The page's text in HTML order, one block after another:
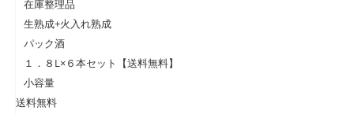
在庫整理品
生熟成+火入れ熟成
パック酒
１．８L×６本セット【送料無料】
小容量
送料無料